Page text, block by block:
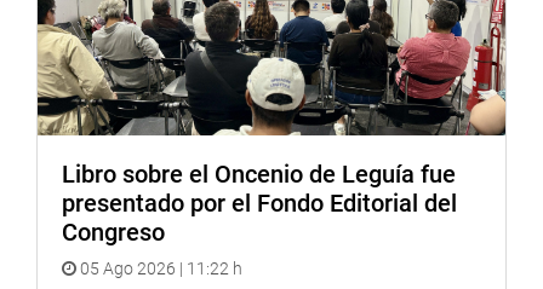
Libro sobre el Oncenio de Leguía fue
presentado por el Fondo Editorial del
Congreso
05 Ago 2026 | 11:22 h